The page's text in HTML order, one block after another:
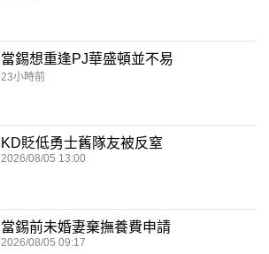
當錫想重逢PJ華盛頓並不易
23小時前
KD貶低勇士舊隊友被反窒
2026/08/05 13:00
當錫前未婚妻棄撫養費申請
2026/08/05 09:17